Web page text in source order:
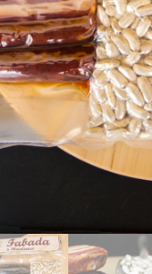
ARTESANAS
Y DULCES
CON LECHE
/ DESTILADOS